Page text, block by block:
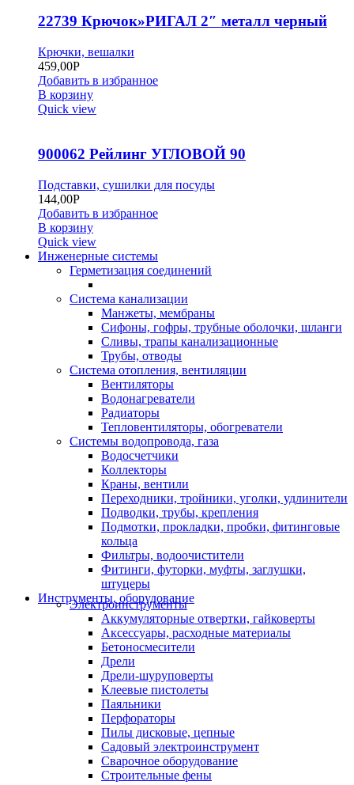
22739 Крючок»РИГАЛ 2″ металл черный
Крючки, вешалки
459,00Р
Добавить в избранное
В корзину
Quick view
900062 Рейлинг УГЛОВОЙ 90
Подставки, сушилки для посуды
144,00Р
Добавить в избранное
В корзину
Quick view
Инженерные системы
Герметизация соединений
Система канализации
Манжеты, мембраны
Сифоны, гофры, трубные оболочки, шланги
Сливы, трапы канализационные
Трубы, отводы
Система отопления, вентиляции
Вентиляторы
Водонагреватели
Радиаторы
Тепловентиляторы, обогреватели
Системы водопровода, газа
Водосчетчики
Коллекторы
Краны, вентили
Переходники, тройники, уголки, удлинители
Подводки, трубы, крепления
Подмотки, прокладки, пробки, фитинговые
кольца
Фильтры, водоочистители
Фитинги, футорки, муфты, заглушки,
штуцеры
Инструменты, оборудование
Электроинструменты
Аккумуляторные отвертки, гайковерты
Аксессуары, расходные материалы
Бетоносмесители
Дрели
Дрели-шуруповерты
Клеевые пистолеты
Паяльники
Перфораторы
Пилы дисковые, цепные
Садовый электроинструмент
Сварочное оборудование
Строительные фены